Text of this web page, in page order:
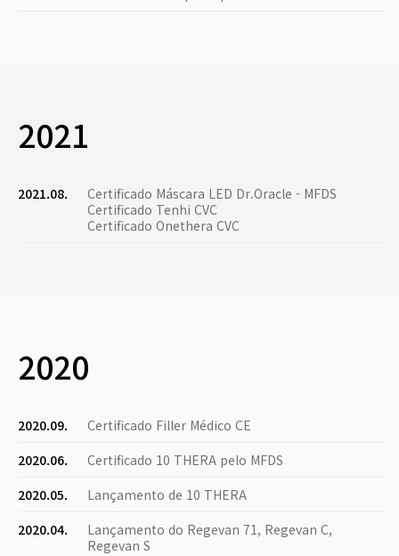
2021
2021.08.
Certificado Máscara LED Dr.Oracle - MFDS
Certificado Tenhi CVC
Certificado Onethera CVC
2020
2020.09.
Certificado Filler Médico CE
2020.06.
Certificado 10 THERA pelo MFDS
2020.05.
Lançamento de 10 THERA
2020.04.
Lançamento do Regevan 71, Regevan C,
Regevan S